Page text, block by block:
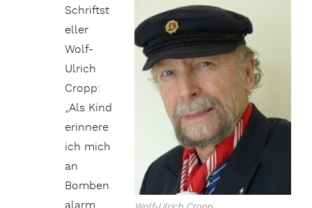
Schriftst
eller
Wolf-
Ulrich
Cropp:
„Als Kind
erinnere
ich mich
an
Bomben